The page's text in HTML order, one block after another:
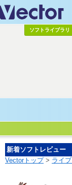
ソフトライブラリ
新着ソフトレビュー
Vectorトップ> ライ